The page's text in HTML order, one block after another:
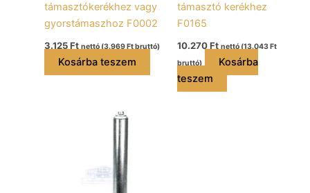
támasztókerékhez vagy
gyorstámaszhoz F0002
3.125Ft nettó (3.969Ftbruttó)
Kosárba teszem
támasztó kerékhez
F0165
10.270Ft nettó (13.043Ft
bruttó)
Kosárba
teszem